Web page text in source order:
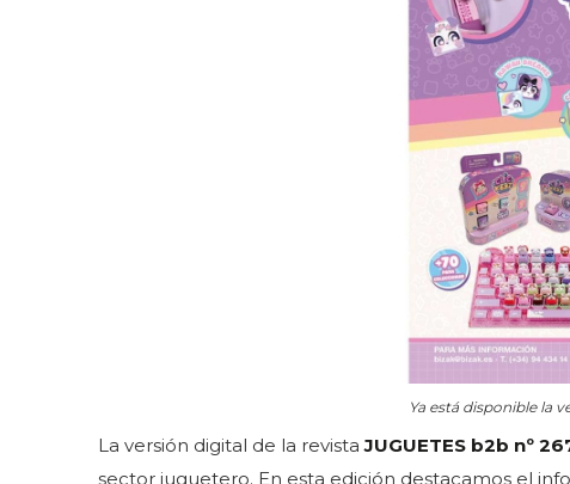
Ya está disponible la
La versión digital de la revistaJUGUETES b2b nº
sector juguetero. En esta edición destacamos el